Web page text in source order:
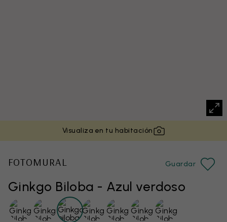
Visualiza en tu habitación
Ginkgo Biloba - Azul verdoso
FOTOMURAL Guardar